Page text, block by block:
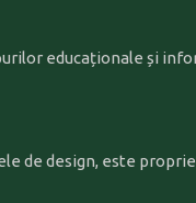
educaționale și
de design, este